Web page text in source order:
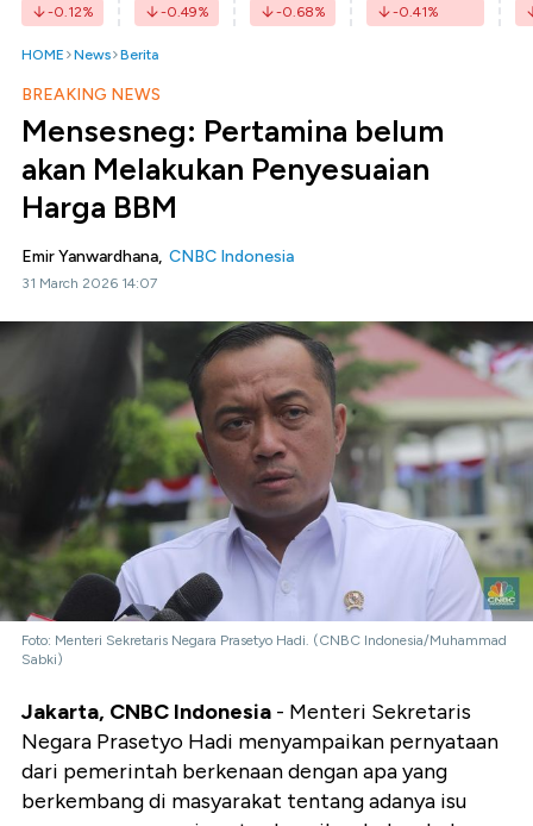
-0.12% -0.49% -0.68% -0.41%
HOME News Berita
BREAKING NEWS
Mensesneg: Pertamina belum
akan Melakukan Penyesuaian
Harga BBM
Emir Yanwardhana, CNBC Indonesia
31 March 2026 14:07
Foto: Menteri Sekretaris Negara Prasetyo Hadi. (CNBC Indonesia/Muhammad
Sabki)
Jakarta, CNBC Indonesia - Menteri Sekretaris
Negara Prasetyo Hadi menyampaikan pernyataan
dari pemerintah berkenaan dengan apa yang
berkembang di masyarakat tentang adanya isu